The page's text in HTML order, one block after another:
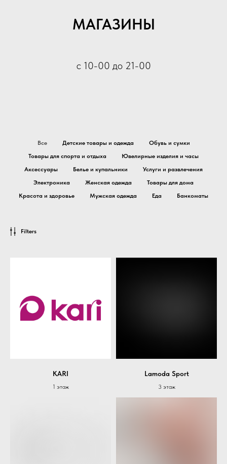
МАГАЗИНЫ
с 10-00 до 21-00
Все Детские товары и одежда
Обувь и сумки
Товары для спорта и отдыха
Ювелирные изделия и часы
Аксессуары
Белье и купальники
Услуги и развлечения
Электроника
Женская одежда
Товары для дома
Красота и здоровье
Мужская одежда Еда Банкоматы
Filters
KARI
1 этаж
Lamoda Sport
3 этаж